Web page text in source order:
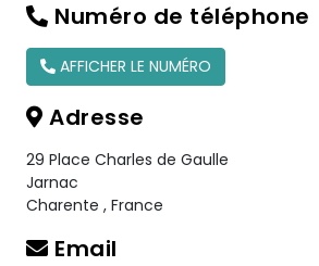
Numéro de téléphone
AFFICHER LE NUMÉRO
Adresse
29 Place Charles de Gaulle
Jarnac
Charente , France
Email